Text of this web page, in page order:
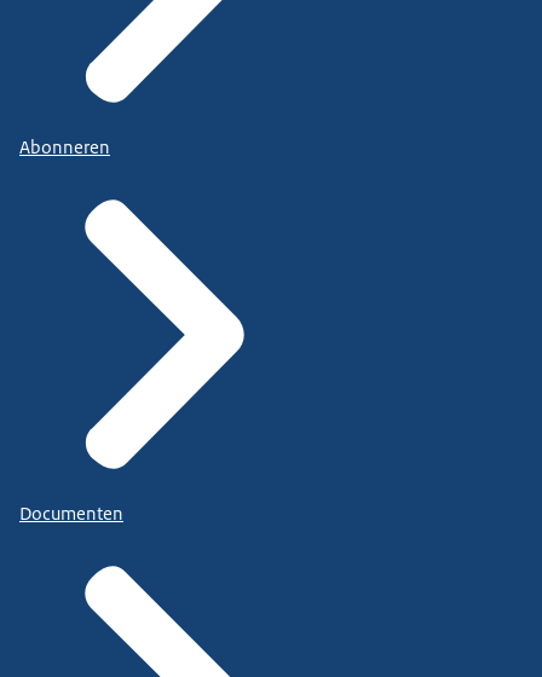
Abonneren
Documenten